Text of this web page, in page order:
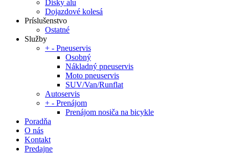
Disky alu
Dojazdové kolesá
Príslušenstvo
Ostatné
Služby
+ - Pneuservis
Osobný
Nákladný pneuservis
Moto pneuservis
SUV/Van/Runflat
Autoservis
+ - Prenájom
Prenájom nosiča na bicykle
Poradňa
O nás
Kontakt
Predajne